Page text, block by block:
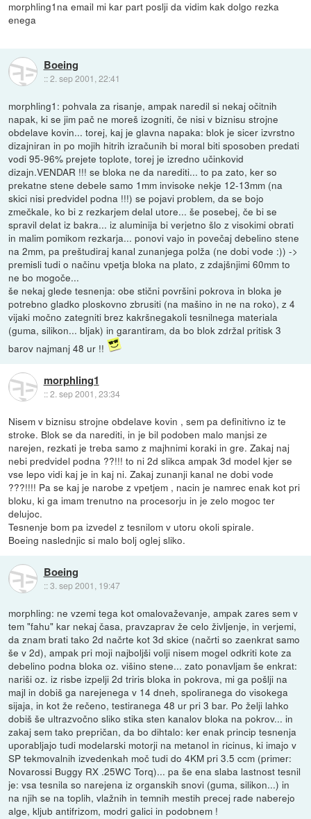
morphling1na email mi kar part poslji da vidim kak dolgo rezka
enega
Boeing
::2. sep 2001, 22:41
morphling1: pohvala za risanje, ampak naredil si nekaj očitnih
napak, ki se jim pač ne moreš izogniti, če nisi v biznisu strojne
obdelave kovin... torej, kaj je glavna napaka: blok je sicer izvrstno
dizajniran in po mojih hitrih izračunih bi moral biti sposoben predati
vodi 95-96% prejete toplote, torej je izredno učinkovid
dizajn.VENDAR !!! se bloka ne da narediti... to pa zato, ker so
prekatne stene debele samo 1mm invisoke nekje 12-13mm (na
skici nisi predvidel podna !!!) se pojavi problem, da se bojo
zmečkale, ko bi z rezkarjem delal utore... še posebej, če bi se
spravil delat iz bakra... iz aluminija bi verjetno šlo z visokimi obrati
in malim pomikom rezkarja... ponovi vajo in povečaj debelino stene
na 2mm, pa preštudiraj kanal zunanjega polža (ne dobi vode :)) ->
premisli tudi o načinu vpetja bloka na plato, z zdajšnjimi 60mm to
ne bo mogoče...
še nekaj glede tesnenja: obe stični površini pokrova in bloka je
potrebno gladko ploskovno zbrusiti (na mašino in ne na roko), z 4
vijaki močno zategniti brez kakršnegakoli tesnilnega materiala
(guma, silikon... bljak) in garantiram, da bo blok zdržal pritisk 3
barov najmanj 48 ur !!
morphling1
::2. sep 2001, 23:34
Nisem v biznisu strojne obdelave kovin , sem pa definitivno iz te
stroke. Blok se da narediti, in je bil podoben malo manjsi ze
narejen, rezkati je treba samo z majhnimi koraki in gre. Zakaj naj
nebi predvidel podna ??!!! to ni 2d slikca ampak 3d model kjer se
vse lepo vidi kaj je in kaj ni. Zakaj zunanji kanal ne dobi vode
???!!!! Pa se kaj je narobe z vpetjem , nacin je namrec enak kot pri
bloku, ki ga imam trenutno na procesorju in je zelo mogoc ter
delujoc.
Tesnenje bom pa izvedel z tesnilom v utoru okoli spirale.
Boeing naslednjic si malo bolj oglej sliko.
Boeing
::3. sep 2001, 19:47
morphling: ne vzemi tega kot omalovaževanje, ampak zares sem v
tem "fahu" kar nekaj časa, pravzaprav že celo življenje, in verjemi,
da znam brati tako 2d načrte kot 3d skice (načrti so zaenkrat samo
še v 2d), ampak pri moji najboljši volji nisem mogel odkriti kote za
debelino podna bloka oz. višino stene... zato ponavljam še enkrat:
nariši oz. iz risbe izpelji 2d triris bloka in pokrova, mi ga pošlji na
majl in dobiš ga narejenega v 14 dneh, spoliranega do visokega
sijaja, in kot že rečeno, testiranega 48 ur pri 3 bar. Po želji lahko
dobiš še ultrazvočno sliko stika sten kanalov bloka na pokrov... in
zakaj sem tako prepričan, da bo dihtalo: ker enak princip tesnenja
uporabljajo tudi modelarski motorji na metanol in ricinus, ki imajo v
SP tekmovalnih izvedenkah moč tudi do 4KM pri 3.5 ccm (primer:
Novarossi Buggy RX .25WC Torq)... pa še ena slaba lastnost tesnil
je: vsa tesnila so narejena iz organskih snovi (guma, silikon...) in
na njih se na toplih, vlažnih in temnih mestih precej rade naberejo
alge, kljub antifrizom, modri galici in podobnem !